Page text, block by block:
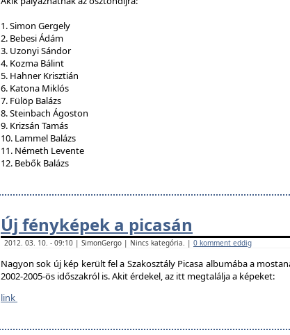
1. Simon Gergely
2. Bebesi Ádám
3. Uzonyi Sándor
4. Kozma Bálint
5. Hahner Krisztián
6. Katona Miklós
7. Fülöp Balázs
8. Steinbach Ágoston
9. Krizsán Tamás
10. Lammel Balázs
11. Németh Levente
12. Bebők Balázs
Új fényképek a picasán
2012. 03. 10. - 09:10 | SimonGergo | Nincs kategória. | 0 komment eddig
Nagyon sok új kép került fel a Szakosztály Picasa albumába a
2002-2005-ös időszakról is. Akit érdekel, az itt megtalálja a képeket:
link